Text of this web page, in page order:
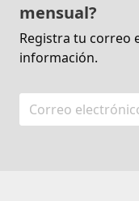
mensual?
Registra tu correo
información.